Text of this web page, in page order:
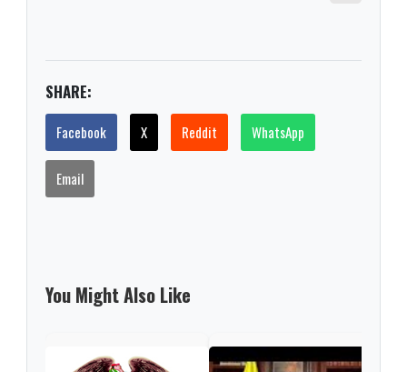
SHARE:
Facebook X Reddit WhatsApp
Email
You Might Also Like